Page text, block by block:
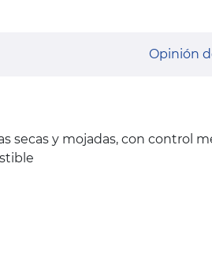
Opinión
y mojadas, con control